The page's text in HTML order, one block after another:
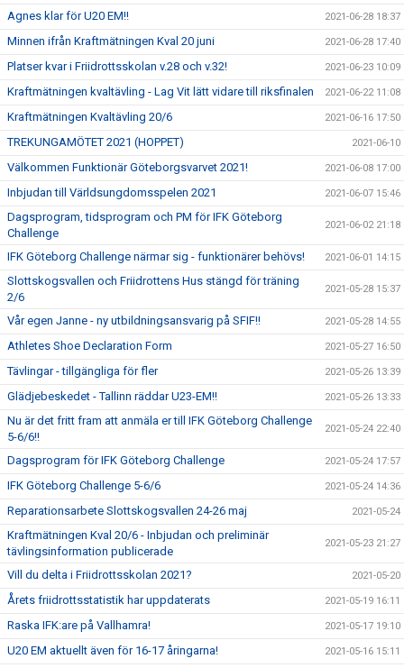
Agnes klar för U20 EM!! 2021-06-28 18:37
Minnen ifrån Kraftmätningen Kval 20 juni 2021-06-28 17:40
Platser kvar i Friidrottsskolan v.28 och v.32! 2021-06-23 10:09
Kraftmätningen kvaltävling - Lag Vit lätt vidare till riksfinalen 2021-06-22 11:08
Kraftmätningen Kvaltävling 20/6 2021-06-16 17:50
TREKUNGAMÖTET 2021 (HOPPET) 2021-06-10
Välkommen Funktionär Göteborgsvarvet 2021! 2021-06-08 17:00
Inbjudan till Världsungdomsspelen 2021 2021-06-07 15:46
Dagsprogram, tidsprogram och PM för IFK Göteborg
Challenge
2021-06-02 21:18
IFK Göteborg Challenge närmar sig - funktionärer behövs! 2021-06-01 14:15
Slottskogsvallen och Friidrottens Hus stängd för träning
2/6
2021-05-28 15:37
Vår egen Janne - ny utbildningsansvarig på SFIF!! 2021-05-28 14:55
Athletes Shoe Declaration Form 2021-05-27 16:50
Tävlingar - tillgängliga för fler 2021-05-26 13:39
Glädjebeskedet - Tallinn räddar U23-EM!! 2021-05-26 13:33
Nu är det fritt fram att anmäla er till IFK Göteborg Challenge
5-6/6!!
2021-05-24 22:40
Dagsprogram för IFK Göteborg Challenge 2021-05-24 17:57
IFK Göteborg Challenge 5-6/6 2021-05-24 14:36
Reparationsarbete Slottskogsvallen 24-26 maj 2021-05-24
Kraftmätningen Kval 20/6 - Inbjudan och preliminär
tävlingsinformation publicerade
2021-05-23 21:27
Vill du delta i Friidrottsskolan 2021? 2021-05-20
Årets friidrottsstatistik har uppdaterats 2021-05-19 16:11
Raska IFK:are på Vallhamra! 2021-05-17 19:10
U20 EM aktuellt även för 16-17 åringarna! 2021-05-16 15:11